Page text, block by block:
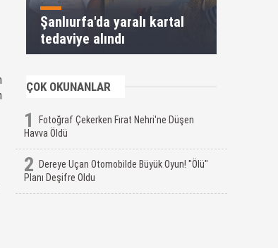
Şanlıurfa'da yaralı kartal
tedaviye alındı
ÇOK OKUNANLAR
1
Fotoğraf Çekerken Fırat Nehri'ne Düşen
Havva Öldü
2
Dereye Uçan Otomobilde Büyük Oyun! "Ölü"
Planı Deşifre Oldu